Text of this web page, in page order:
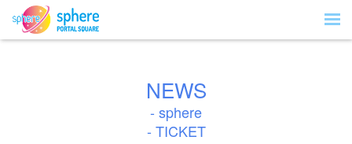
NEWS
- sphere
- TICKET